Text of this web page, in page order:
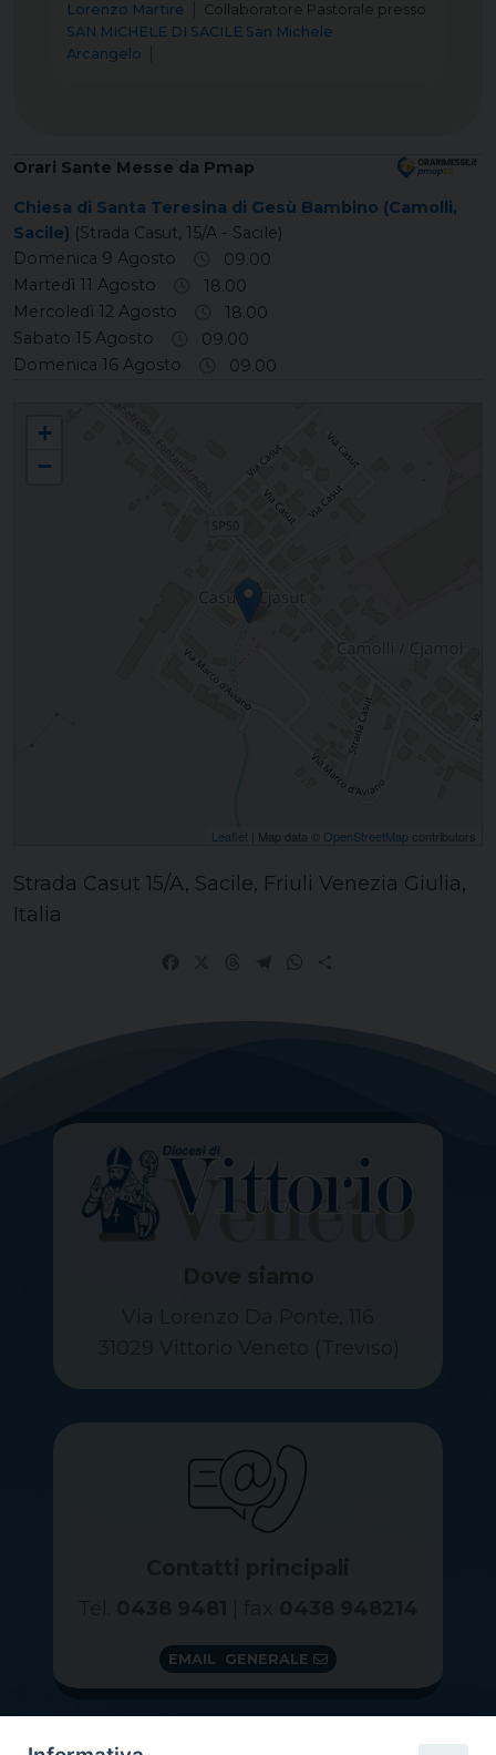
Lorenzo Martire
Collaboratore Pastorale presso
SAN MICHELE DI SACILE San Michele
Arcangelo
Orari Sante Messe da Pmap
Chiesa di Santa Teresina di Gesù Bambino (Camolli,
Sacile) (Strada Casut, 15/A - Sacile)
Domenica 9 Agosto
09.00
Martedì 11 Agosto
18.00
Mercoledì 12 Agosto
18.00
Sabato 15 Agosto
09.00
Domenica 16 Agosto
09.00
+
−
Leaflet | Map data © OpenStreetMap contributors
Strada Casut 15/A, Sacile, Friuli Venezia Giulia,
Italia
EMAIL GENERALE